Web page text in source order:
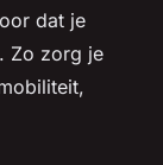
dat je
Zo zorg je